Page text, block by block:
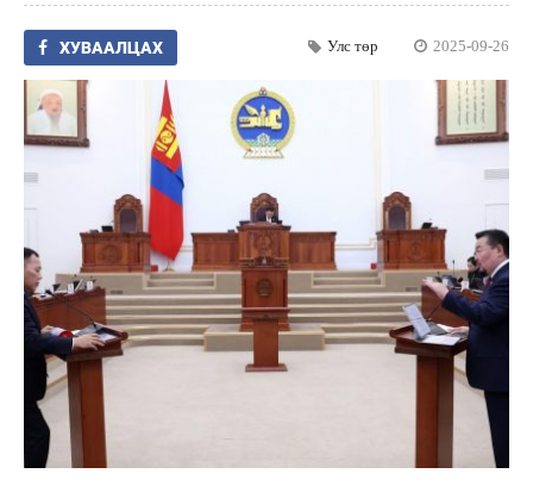
ХУВААЛЦАХ Улс төр 2025-09-26